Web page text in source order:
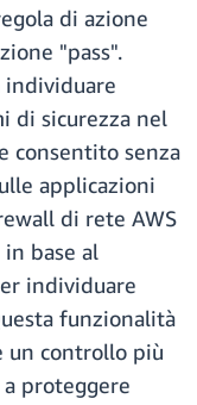
di azione
"pass".
individuare
di sicurezza nel
consentito senza
applicazioni
di rete AWS
base al
individuare
funzionalità
un controllo più
proteggere